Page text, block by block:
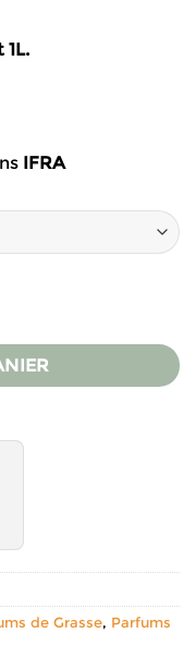
IFRA
de riz
de Grasse, Parfums